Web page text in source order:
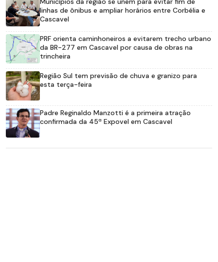
linhas de ônibus e ampliar horários entre Corbélia e
Cascavel
PRF orienta caminhoneiros a evitarem trecho urbano
da BR-277 em Cascavel por causa de obras na
trincheira
Região Sul tem previsão de chuva e granizo para
esta terça-feira
Padre Reginaldo Manzotti é a primeira atração
confirmada da 45ª Expovel em Cascavel